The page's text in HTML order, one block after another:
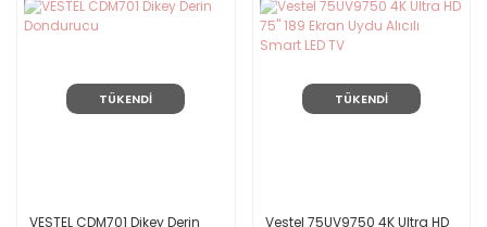
TÜKENDİ
VESTEL CDM701 Dikey Derin
TÜKENDİ
Vestel 75UV9750 4K Ultra HD